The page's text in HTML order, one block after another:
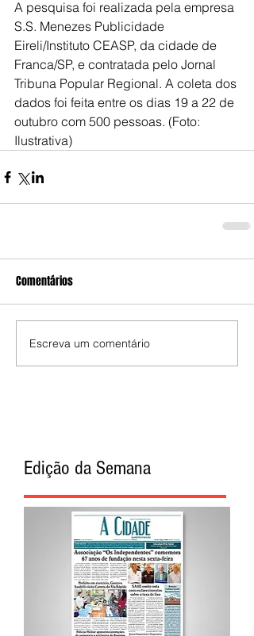
A pesquisa foi realizada pela empresa
S.S. Menezes Publicidade
Eireli/Instituto CEASP, da cidade de
Franca/SP, e contratada pelo Jornal
Tribuna Popular Regional. A coleta dos
dados foi feita entre os dias 19 a 22 de
outubro com 500 pessoas. (Foto:
Ilustrativa)
Comentários
Escreva um comentário
Edição da Semana